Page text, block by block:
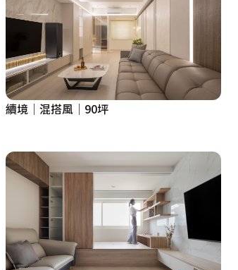
續境│混搭風│90坪